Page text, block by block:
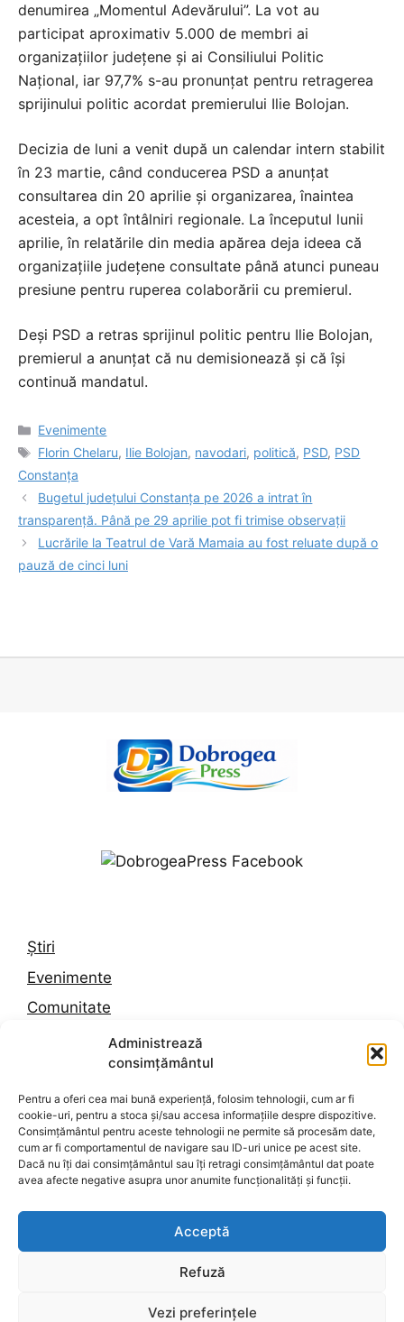
Administrează
consimțământul
Pentru a oferi cea mai bună experiență, folosim tehnologii, cum ar fi
cookie-uri, pentru a stoca și/sau accesa informațiile despre dispozitive.
Consimțământul pentru aceste tehnologii ne permite să procesăm date,
cum ar fi comportamentul de navigare sau ID-uri unice pe acest site.
Dacă nu îți dai consimțământul sau îți retragi consimțământul dat poate
avea afecte negative asupra unor anumite funcționalități și funcții.
Acceptă
Refuză
Vezi preferințele
denumirea „Momentul Adevărului”. La vot au
participat aproximativ 5.000 de membri ai
organizațiilor județene și ai Consiliului Politic
Național, iar 97,7% s-au pronunțat pentru retragerea
sprijinului politic acordat premierului Ilie Bolojan.
Decizia de luni a venit după un calendar intern stabilit
în 23 martie, când conducerea PSD a anunțat
consultarea din 20 aprilie și organizarea, înaintea
acesteia, a opt întâlniri regionale. La începutul lunii
aprilie, în relatările din media apărea deja ideea că
organizațiile județene consultate până atunci puneau
presiune pentru ruperea colaborării cu premierul.
Deși PSD a retras sprijinul politic pentru Ilie Bolojan,
premierul a anunțat că nu demisionează și că își
continuă mandatul.
Categorii
Evenimente
Etichete
Florin Chelaru, Ilie Bolojan, navodari, politică, PSD, PSD
Constanța
Bugetul județului Constanța pe 2026 a intrat în
transparență. Până pe 29 aprilie pot fi trimise observații
Lucrările la Teatrul de Vară Mamaia au fost reluate după o
pauză de cinci luni
Știri
Evenimente
Comunitate
Vremea în Constanța
Despre noi
Contact
Politica de confidențialitate
Termeni și condiții
Politica de cookies
© 2026 Dobrogea Press• Construit cu